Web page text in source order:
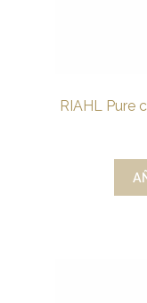
RIAHL Pure